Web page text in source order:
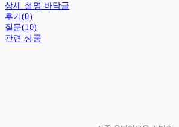
상세 설명 바닥글
후기(0)
질문(10)
관련 상품